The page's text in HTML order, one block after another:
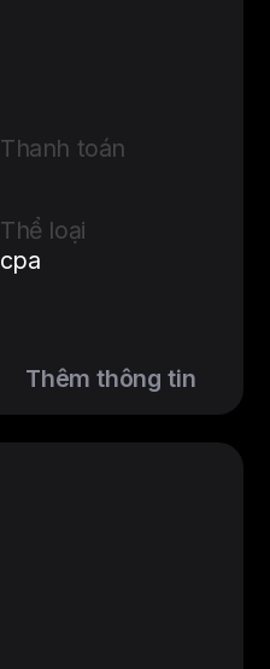
Thanh toán
Thể loại
cpa
Thêm thông tin